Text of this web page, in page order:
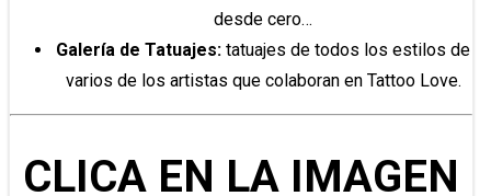
desde cero…
Galería de Tatuajes: tatuajes de todos los estilos de
varios de los artistas que colaboran en Tattoo Love.
CLICA EN LA IMAGEN